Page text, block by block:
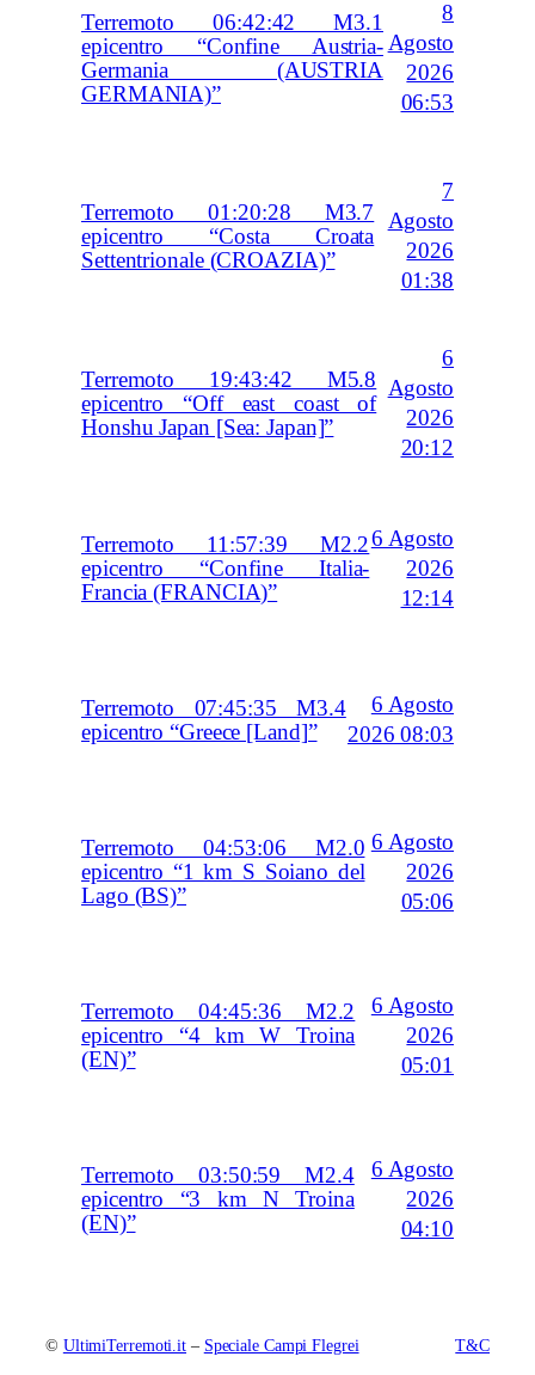
Terremoto 06:42:42 M3.1
epicentro “Confine Austria-
Germania (AUSTRIA
GERMANIA)”
8
Agosto
2026
06:53
Terremoto 01:20:28 M3.7
epicentro “Costa Croata
Settentrionale (CROAZIA)”
7
Agosto
2026
01:38
Terremoto 19:43:42 M5.8
epicentro “Off east coast of
Honshu Japan [Sea: Japan]”
6
Agosto
2026
20:12
Terremoto 11:57:39 M2.2
epicentro “Confine Italia-
Francia (FRANCIA)”
6 Agosto
2026
12:14
Terremoto 07:45:35 M3.4
epicentro “Greece [Land]”
6 Agosto
2026 08:03
Terremoto 04:53:06 M2.0
epicentro “1 km S Soiano del
Lago (BS)”
6 Agosto
2026
05:06
Terremoto 04:45:36 M2.2
epicentro “4 km W Troina
(EN)”
6 Agosto
2026
05:01
Terremoto 03:50:59 M2.4
epicentro “3 km N Troina
(EN)”
6 Agosto
2026
04:10
© UltimiTerremoti.it – Speciale Campi Flegrei T&C